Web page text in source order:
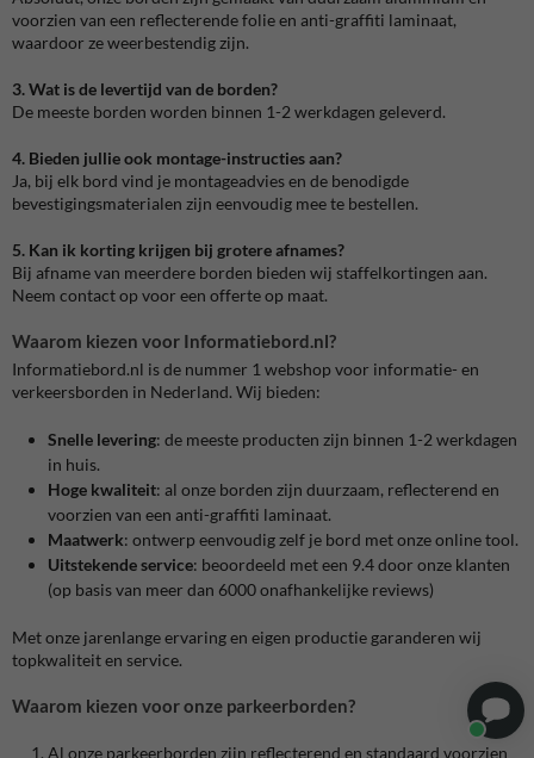
voorzien van een reflecterende folie en anti-graffiti laminaat,
waardoor ze weerbestendig zijn.
3. Wat is de levertijd van de borden?
De meeste borden worden binnen 1-2 werkdagen geleverd.
4. Bieden jullie ook montage-instructies aan?
Ja, bij elk bord vind je montageadvies en de benodigde
bevestigingsmaterialen zijn eenvoudig mee te bestellen.
5. Kan ik korting krijgen bij grotere afnames?
Bij afname van meerdere borden bieden wij staffelkortingen aan.
Neem contact op voor een offerte op maat.
Waarom kiezen voor Informatiebord.nl?
Informatiebord.nl is de nummer 1 webshop voor informatie- en
verkeersborden in Nederland. Wij bieden:
Snelle levering: de meeste producten zijn binnen 1-2 werkdagen
in huis.
Hoge kwaliteit: al onze borden zijn duurzaam, reflecterend en
voorzien van een anti-graffiti laminaat.
Maatwerk: ontwerp eenvoudig zelf je bord met onze online tool.
Uitstekende service: beoordeeld met een 9.4 door onze klanten
(op basis van meer dan 6000 onafhankelijke reviews)
Met onze jarenlange ervaring en eigen productie garanderen wij
topkwaliteit en service.
Waarom kiezen voor onze parkeerborden?
Al onze parkeerborden zijn reflecterend en standaard voorzien